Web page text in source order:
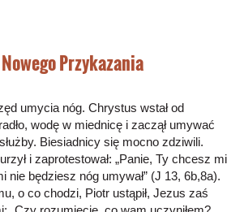
Przykazania
umycia nóg. Chrystus wstał od
wodę w miednicę i zaczął umywać
Biesiadnicy się mocno zdziwili.
i zaprotestował: „Panie, Ty chcesz mi
nie będziesz nóg umywał” (J 13, 6b,8a).
o co chodzi, Piotr ustąpił, Jezus zaś